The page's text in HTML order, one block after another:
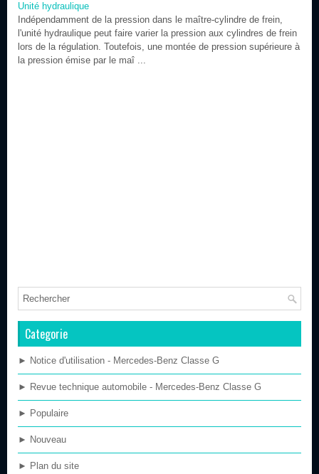
Unité hydraulique
Indépendamment de la pression dans le maître-cylindre de frein,
l'unité hydraulique peut faire varier la pression aux cylindres de frein
lors de la régulation. Toutefois, une montée de pression supérieure à
la pression émise par le maî ...
Categorie
► Notice d'utilisation - Mercedes-Benz Classe G
► Revue technique automobile - Mercedes-Benz Classe G
► Populaire
► Nouveau
► Plan du site